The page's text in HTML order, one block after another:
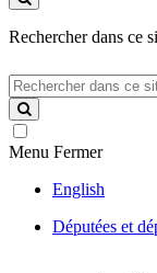
Rechercher dans ce
Rechercher
dans
ce
site
Menu Fermer
English
Députées et